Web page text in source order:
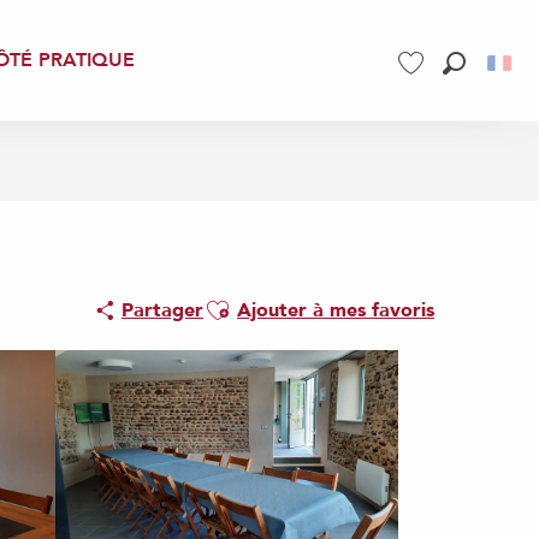
PRATIQUE
PartagerAjouter aux favoris
Ajouter à mes favoris